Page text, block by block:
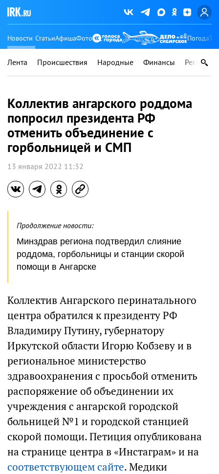
Новости СтатьиАфишаФото Погода
Лента Происшествия Народные Финансы Регионы
Коллектив ангарского роддома
попросил президента РФ
отменить объединение с
горбольницей и СМП
13 января 2022 11:32
Продолжение новости:
Минздрав региона подтвердил слияние
роддома, горбольницы и станции скорой
помощи в Ангарске
Коллектив Ангарского перинатального
центра обратился к президенту РФ
Владимиру Путину, губернатору
Иркутской области Игорю Кобзеву и в
региональное министерство
здравоохранения с просьбой отменить
распоряжение об объединении их
учреждения с ангарской городской
больницей №1 и городской станцией
скорой помощи. Петиция опубликована
на странице центра в «Инстаграм» и на
соответствующем сайте. Медики